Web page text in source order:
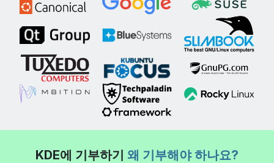
KDE에 기부하기 왜 기부해야 하나요?